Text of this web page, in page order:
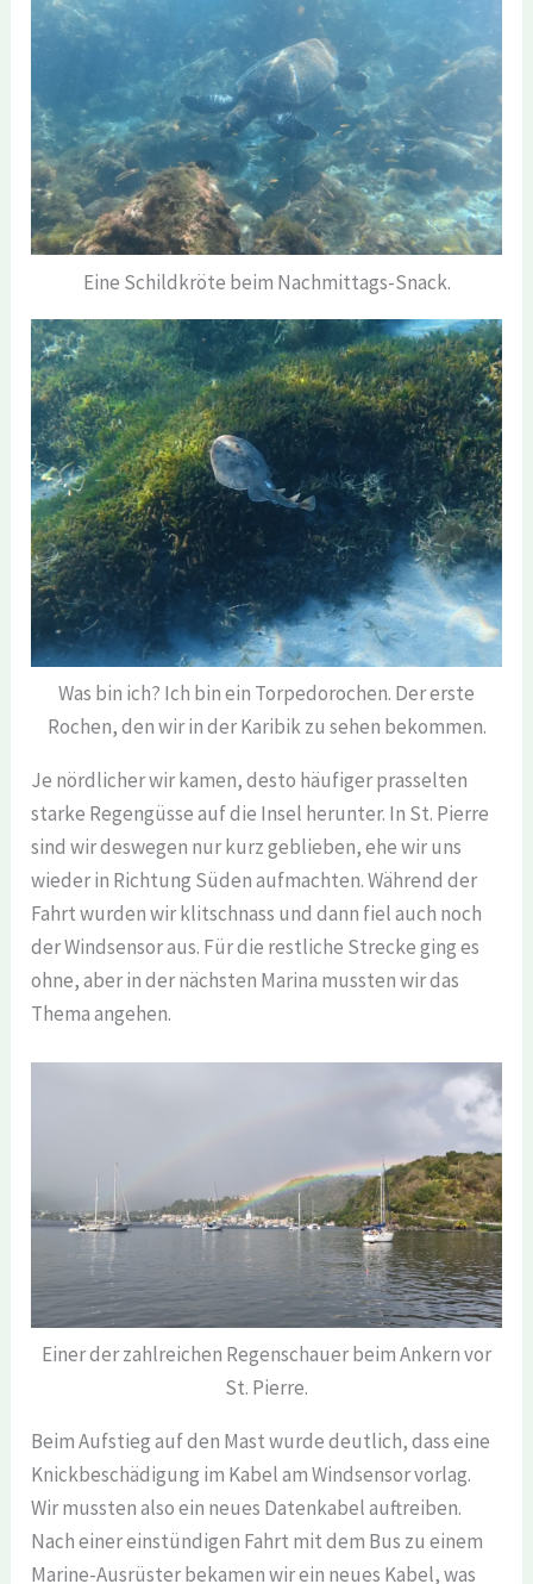
Eine Schildkröte beim Nachmittags-Snack.
Was bin ich? Ich bin ein Torpedorochen. Der erste
Rochen, den wir in der Karibik zu sehen bekommen.
Je nördlicher wir kamen, desto häufiger prasselten
starke Regengüsse auf die Insel herunter. In St. Pierre
sind wir deswegen nur kurz geblieben, ehe wir uns
wieder in Richtung Süden aufmachten. Während der
Fahrt wurden wir klitschnass und dann fiel auch noch
der Windsensor aus. Für die restliche Strecke ging es
ohne, aber in der nächsten Marina mussten wir das
Thema angehen.
Einer der zahlreichen Regenschauer beim Ankern vor
St. Pierre.
Beim Aufstieg auf den Mast wurde deutlich, dass eine
Knickbeschädigung im Kabel am Windsensor vorlag.
Wir mussten also ein neues Datenkabel auftreiben.
Nach einer einstündigen Fahrt mit dem Bus zu einem
Marine-Ausrüster bekamen wir ein neues Kabel, was